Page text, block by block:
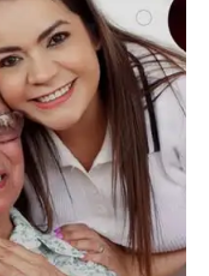
para los
habían sido
brote que afectó a
La investigación
de dónde provino